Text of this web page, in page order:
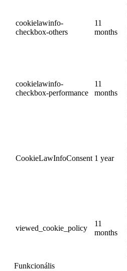
cookielawinfo-
checkbox-others
11
months
cookielawinfo-
checkbox-performance
11
months
CookieLawInfoConsent 1 year
viewed_cookie_policy
11
months
Funkcionális